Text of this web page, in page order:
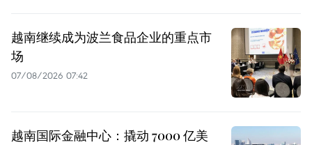
越南继续成为波兰食品企业的重点市
场
07/08/2026 07:42
越南国际金融中心：撬动 7000 亿美